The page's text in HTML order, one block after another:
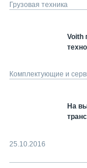
Грузовая техника
Voith
Комплектующие и
На
25.10.2016